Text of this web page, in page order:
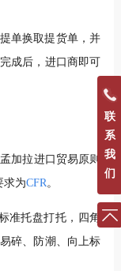
单换取提货单，并
成后，进口商即可
加拉进口贸易原则
求为CFR 。
准托盘打托，四角
碎、防潮、向上标
联
系
我
们